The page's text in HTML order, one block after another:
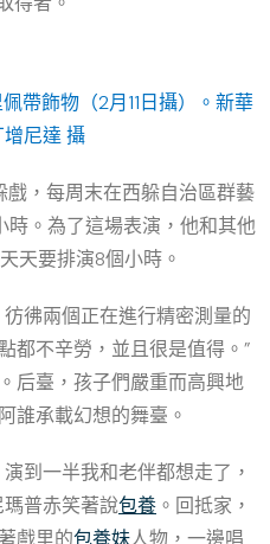
帶飾物（2月11日攝）。新華
尼達 攝
，每周末在西躲自治區群藝
。為了這場表演，他和其他
天要排演8個小時。
彿兩個正在進行精密測量的
都不辛勞，並且很是值得。”
后臺，孩子們嚴重而高興地
誰承載幻想的舞臺。
到一半我和老伴都想走了，
普赤笑著說包養 。回抵家，
戲里的包養妹人物，一邊唱